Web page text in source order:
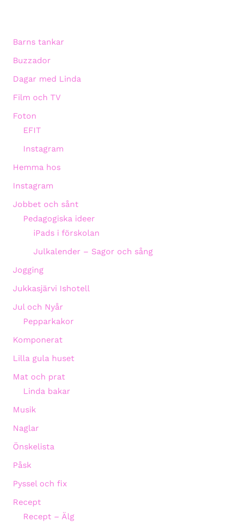
Barns tankar
Buzzador
Dagar med Linda
Film och TV
Foton
EFIT
Instagram
Hemma hos
Instagram
Jobbet och sånt
Pedagogiska ideer
iPads i förskolan
Julkalender – Sagor och sång
Jogging
Jukkasjärvi Ishotell
Jul och Nyår
Pepparkakor
Komponerat
Lilla gula huset
Mat och prat
Linda bakar
Musik
Naglar
Önskelista
Påsk
Pyssel och fix
Recept
Recept – Älg